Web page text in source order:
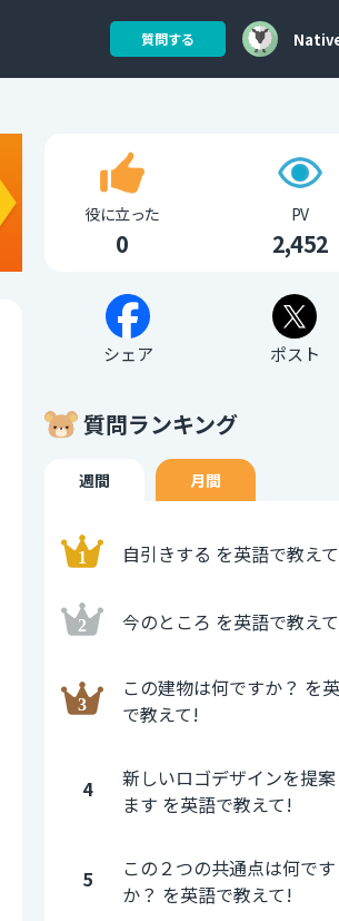
質問する
役に立った
0
PV
2,452
シェア ポスト
質問ランキング
週間 月間
自引きする を英語で教え
今のところ を英語で教え
この建物は何ですか？ を
で教えて!
4
新しいロゴデザインを提案
ます を英語で教えて!
5
この２つの共通点は何です
か？ を英語で教えて!